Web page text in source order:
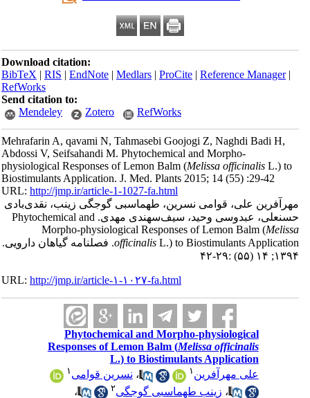
Download citation:
BibTeX|RIS|EndNote|Medlars|ProCite|Reference Manager
RefWorks
Send citation to:
Mendeley
Zotero RefWorks
Mehrafarin A, qavami N, Tahmasebi Goojogi Z, Naghdi Badi H,
Abdossi V, Seifsahandi M. Phytochemical and Morpho-
physiological Responses of Lemon Balm (Melissa officinalis L.) to
Biostimulants Application. J. Med. Plants 2015; 14 (55) :29-42
URL:http://jmp.ir/article-1-1027-fa.html
علی، قوامی نسرین، طهماسبی گوجگی زینب، نقدی‌بادی
حسنعلی، عبدوسی وحید، سیف‌سهندی مهدی. Phytochemical and
Morpho-physiological Responses of Lemon Balm (
officinalisL.) to Biostimulants Application. فصلنامه گياهان دارویی.
۱۴ (۵۵) :۲۹-۴۲
URL:http://jmp.ir/article-۱-۱۰۲۷-fa.html
Phytochemical and Morpho-physiological
Responses of Lemon Balm (Melissa officinalis
L.) to Biostimulants Application
علی مهرآفرین
،نسرین قوامی ۱
،زینب طهماسبی گوجگی۲ ،